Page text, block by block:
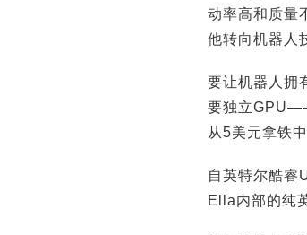
动率高和质量
他转向机器人
要让机器人拥
要独立
从5美元拿铁
自英特尔酷睿
Ella内部的纯